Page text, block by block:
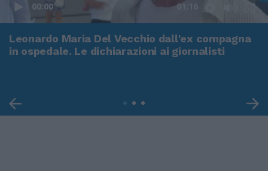
00:00 01:16
Leonardo Maria Del Vecchio dall'ex compagna
in ospedale. Le dichiarazioni ai giornalisti